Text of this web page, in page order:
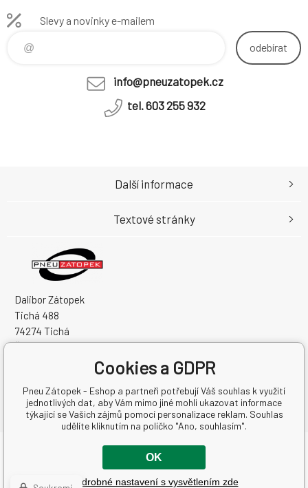
Slevy a novinky e-mailem
odebírat
info@pneuzatopek.cz
tel. 603 255 932
Dalibor Zátopek
Tichá 488
74274 Tichá
Česká Republika
DIČ: CZ7504094994
Další informace
Textové stránky
Copyright © 2026 Dalibor Zátopek
Všechna práva vyhrazena.
Cookies a GDPR
Pneu Zátopek - Eshop a partneři potřebují Váš souhlas k využití
jednotlivých dat, aby Vám mimo jiné mohli ukazovat informace
týkající se Vašich zájmů pomocí personalizace reklam. Souhlas
udělíte kliknutím na políčko "Ano, souhlasím".
OK
Podrobné nastavení s vysvětlením zde